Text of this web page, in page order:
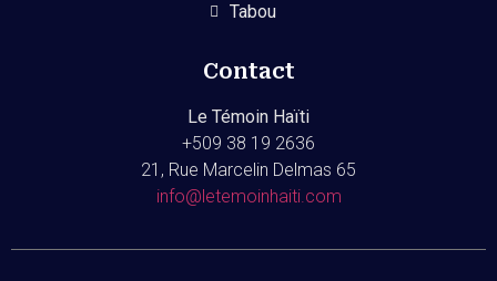
Tabou
Contact
Le Témoin Haïti
+509 38 19 2636
21, Rue Marcelin Delmas 65
info@letemoinhaiti.com